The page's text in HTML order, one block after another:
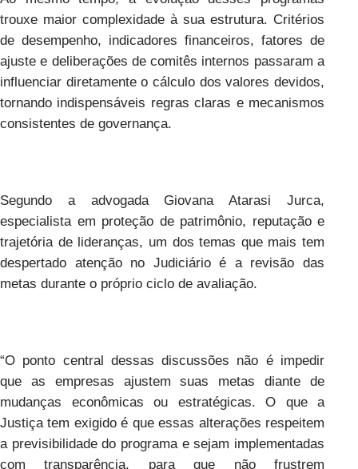
trouxe maior complexidade à sua estrutura. Critérios
de desempenho, indicadores financeiros, fatores de
ajuste e deliberações de comitês internos passaram a
influenciar diretamente o cálculo dos valores devidos,
tornando indispensáveis regras claras e mecanismos
consistentes de governança.
Segundo a advogada Giovana Atarasi Jurca,
especialista em proteção de patrimônio, reputação e
trajetória de lideranças, um dos temas que mais tem
despertado atenção no Judiciário é a revisão das
metas durante o próprio ciclo de avaliação.
“O ponto central dessas discussões não é impedir
que as empresas ajustem suas metas diante de
mudanças econômicas ou estratégicas. O que a
Justiça tem exigido é que essas alterações respeitem
a previsibilidade do programa e sejam implementadas
com transparência, para que não frustrem